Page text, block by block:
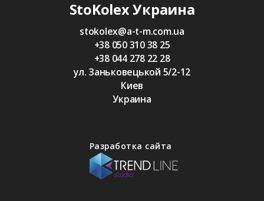
StoKolex Украина
stokolex@a-t-m.com.ua
+38 050 310 38 25
+38 044 278 22 28
ул. Заньковецькой 5/2-12
Киев
Украина
Разработка сайта